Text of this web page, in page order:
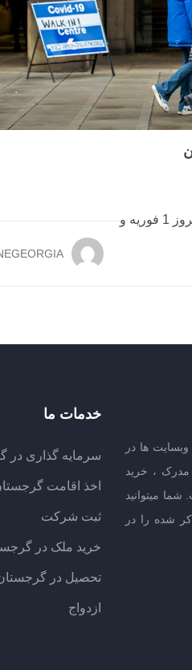
ها در
مدرک ، خرید
میتوانید
شده را در
خدمات ما
سرمایه گذاری در
اخذ اقامت
ثبت شرکت
خرید ملک در
تحصیل در
ازدواج